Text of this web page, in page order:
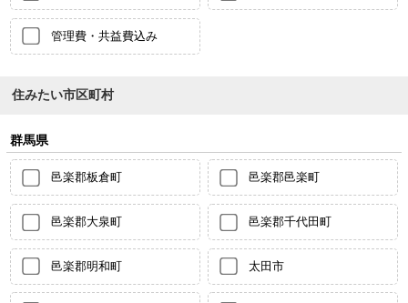
管理費・共益費込み
住みたい市区町村
群馬県
邑楽郡板倉町 邑楽郡邑楽町
邑楽郡大泉町 邑楽郡千代田町
邑楽郡明和町 太田市